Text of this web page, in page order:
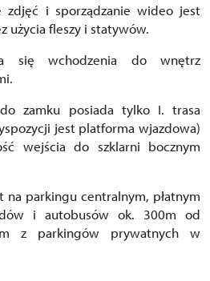
zdjęć i sporządzanie wideo jest
użycia fleszy i statywów.
się wchodzenia do wnętrz
zamku posiada tylko I. trasa
jest platforma wjazdowa)
wejścia do szklarni bocznym
na parkingu centralnym, płatnym
i autobusów ok. 300m od
z parkingów prywatnych w